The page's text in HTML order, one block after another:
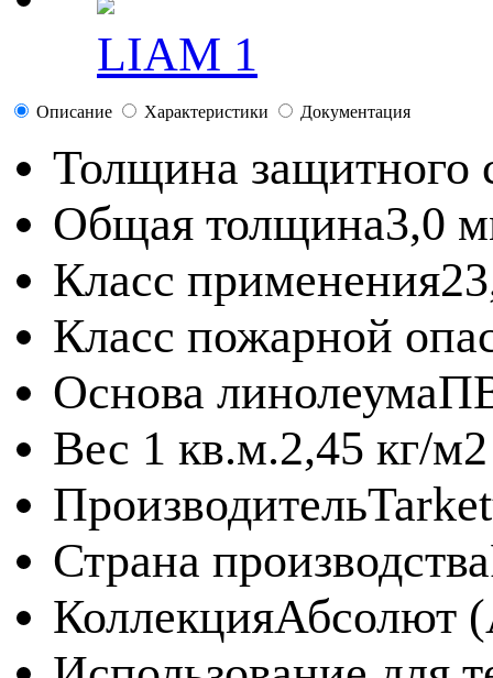
LIAM 1
Описание Характеристики Документация
Толщина защитного
Общая толщина3,0
Класс применения
Класс пожарной
Основа линолеума
Вес 1 кв.м.2,45 кг/м2
Производитель
Страна производства
КоллекцияАбсолют